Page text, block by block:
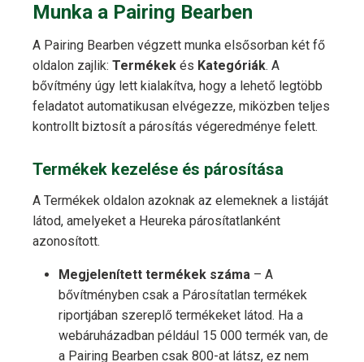
Munka a Pairing Bearben
A Pairing Bearben végzett munka elsősorban két fő
oldalon zajlik: Termékek és Kategóriák. A
bővítmény úgy lett kialakítva, hogy a lehető legtöbb
feladatot automatikusan elvégezze, miközben teljes
kontrollt biztosít a párosítás végeredménye felett.
Termékek kezelése és párosítása
A Termékek oldalon azoknak az elemeknek a listáját
látod, amelyeket a Heureka párosítatlanként
azonosított.
Megjelenített termékek száma – A
bővítményben csak a Párosítatlan termékek
riportjában szereplő termékeket látod. Ha a
webáruházadban például 15 000 termék van, de
a Pairing Bearben csak 800-at látsz, ez nem